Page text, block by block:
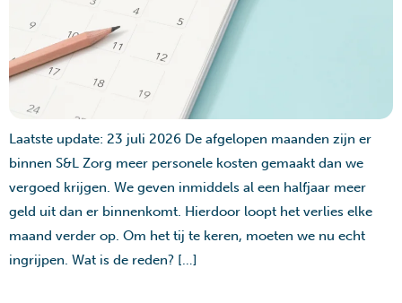
Laatste update: 23 juli 2026 De afgelopen maanden zijn er
binnen S&L Zorg meer personele kosten gemaakt dan we
vergoed krijgen. We geven inmiddels al een halfjaar meer
geld uit dan er binnenkomt. Hierdoor loopt het verlies elke
maand verder op. Om het tij te keren, moeten we nu echt
ingrijpen. Wat is de reden? […]